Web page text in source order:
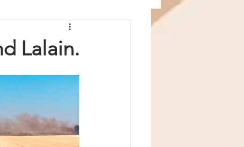
Lalain.